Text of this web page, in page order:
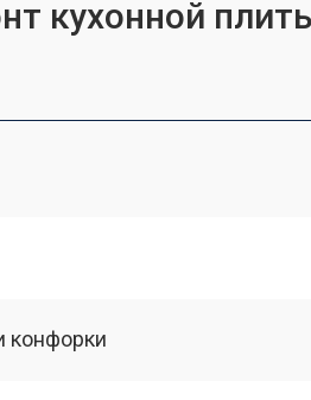
кухонной
конфорки